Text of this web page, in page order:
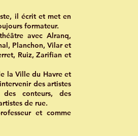
il écrit et met en
formateur.
avec Alranq,
Planchon, Vilar et
Ruiz, Zarifian et
la Ville du Havre et
des artistes
conteurs, des
de rue.
et comme